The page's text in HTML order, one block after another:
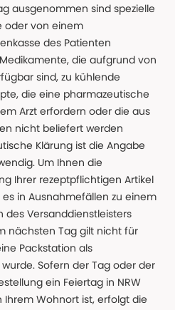
ausgenommen sind spezielle
oder von einem
des Patienten
die aufgrund von
sind, zu kühlende
die eine pharmazeutische
Arzt erfordern oder die aus
nicht beliefert werden
Klärung ist die Angabe
Um Ihnen die
Ihrer rezeptpflichtigen Artikel
in Ausnahmefällen zu einem
Versanddienstleisters
nächsten Tag gilt nicht für
Packstation als
Sofern der Tag oder der
ein Feiertag in NRW
Wohnort ist, erfolgt die